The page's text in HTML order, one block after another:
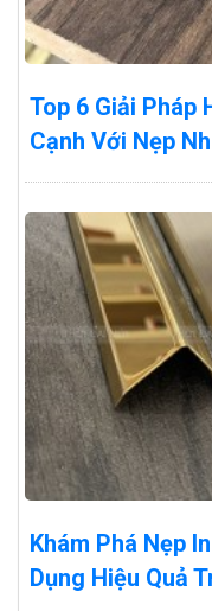
Top 6 Giải Pháp
Cạnh Với Nẹp
Khám Phá Nẹp
Dụng Hiệu Quả